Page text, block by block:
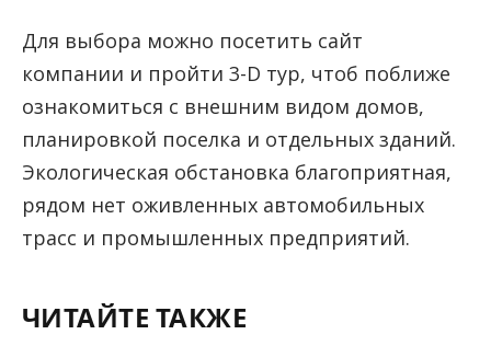
Для выбора можно посетить сайт
компании и пройти 3-D тур, чтоб поближе
ознакомиться с внешним видом домов,
планировкой поселка и отдельных зданий.
Экологическая обстановка благоприятная,
рядом нет оживленных автомобильных
трасс и промышленных предприятий.
ЧИТАЙТЕ ТАКЖЕ